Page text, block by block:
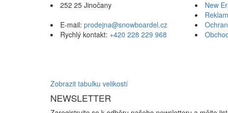
252 25 Jinočany
E-mail: prodejna@snowboardel.cz
Rychlý kontakt: +420 228 229 968
New
Zobrazit tabulku velikostí
NEWSLETTER